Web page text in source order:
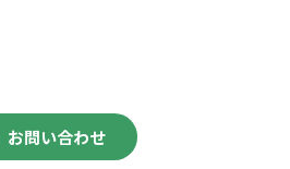
お問い合わせ